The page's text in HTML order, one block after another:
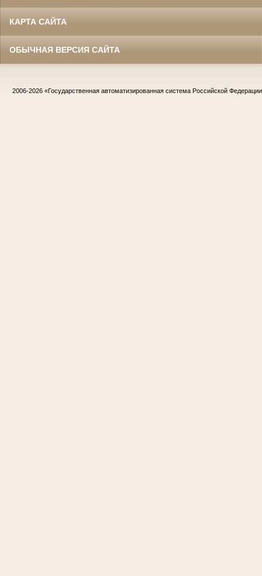
КАРТА САЙТА
ОБЫЧНАЯ ВЕРСИЯ САЙТА
2006-2026 «Государственная автоматизированная система Российской